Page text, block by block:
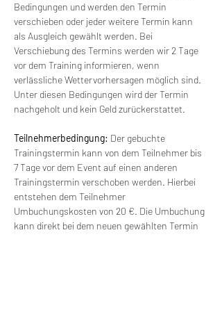
Bedingungen und werden den Termin
verschieben oder jeder weitere Termin kann
als Ausgleich gewählt werden. Bei
Verschiebung des Termins werden wir 2 Tage
vor dem Training informieren, wenn
verlässliche Wettervorhersagen möglich sind.
Unter diesen Bedingungen wird der Termin
nachgeholt und kein Geld zurückerstattet.
Teilnehmerbedingung: Der gebuchte
Trainingstermin kann von dem Teilnehmer bis
7 Tage vor dem Event auf einen anderen
Trainingstermin verschoben werden. Hierbei
entstehen dem Teilnehmer
Umbuchungskosten von 20 €. Die Umbuchung
kann direkt bei dem neuen gewählten Termin